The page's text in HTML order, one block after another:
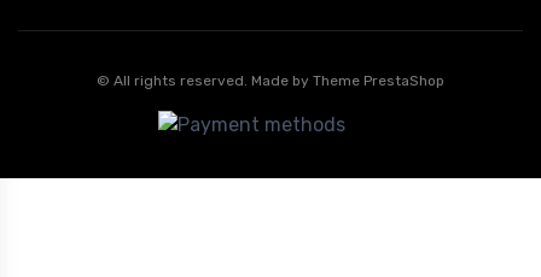
© All rights reserved. Made by Theme PrestaShop